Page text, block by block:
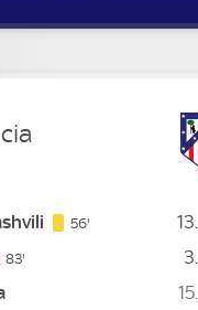
56'
83'
13
3
15